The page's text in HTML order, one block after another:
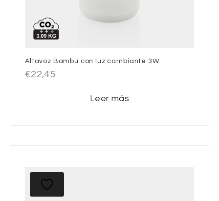
Altavoz Bambú con luz cambiante 3W
€22,45
Leer más